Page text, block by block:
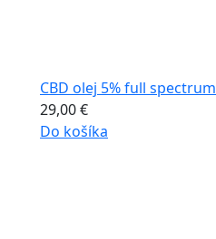
CBD olej 5% full spectrum
29,00€
Do košíka